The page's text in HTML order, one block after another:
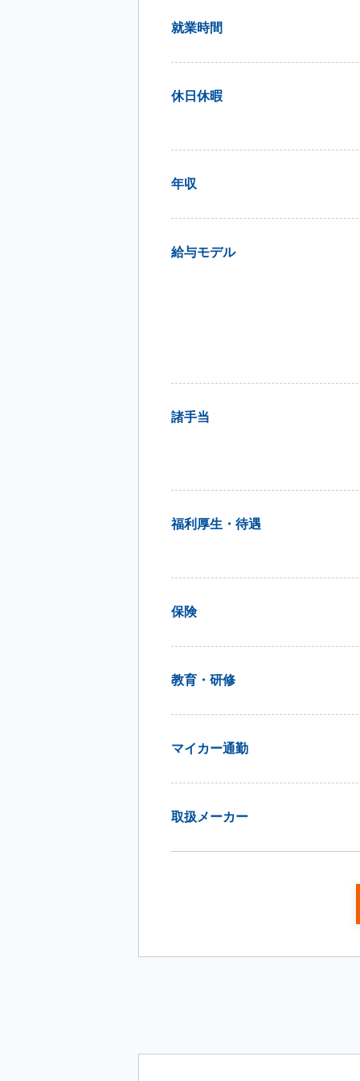
就業時間
休日休暇
年収
給与モデル
諸手当
福利厚生・待遇
保険
教育・研修
マイカー通勤
取扱メーカー